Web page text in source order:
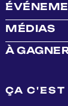
MÉDIAS
À
ÇA C'EST